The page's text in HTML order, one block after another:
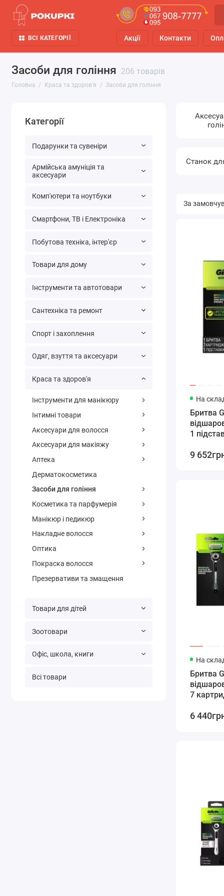
ВСІ КАТЕГОРІЇ Акції Контакти
Засоби для гоління 206 товарів
Головна Краса та здоров'я Засоби для гоління
Категорії
Подарунки та сувеніри
Армійська амуніція та
аксесуари
Комп'ютери та ноутбуки
Смартфони, ТВ і Електроніка
Побутова техніка, інтер'єр
Товари для дому
Інструменти та автотовари
Сантехніка та ремонт
Спорт і захоплення
Одяг, взуття та аксесуари
Краса та здоров'я
Інструменти для манікюру
Інтимні товари
Аксесуари для волосся
Аксесуари для макіяжу
Аптека
Дерматокосметика
Засоби для гоління
Косметика та парфумерія
Манікюр і педикюр
Накладне волосся
Оптика
Покраска волосся
Презервативи та змащення
Товари для дітей
Зоотовари
Офіс, школа, книги
Всі товари
Станок
На
Бритва
1
9
На
Бритва
7
6